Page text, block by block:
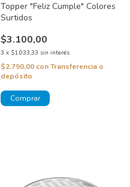
Topper "Feliz Cumple" Colores
Surtidos
$3.100,00
3 x $1.033,33 sin interés
$2.790,00 conTransferencia o
depósito